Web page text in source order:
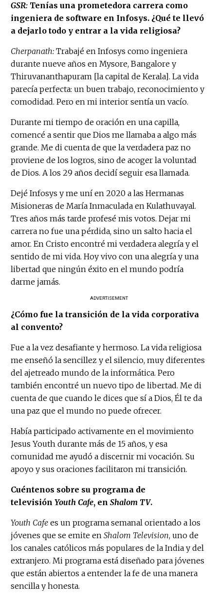
GSR: Tenías una prometedora carrera como
ingeniera de software en Infosys. ¿Qué te llevó
a dejarlo todo y entrar a la vida religiosa?
Cherpanath: Trabajé en Infosys como ingeniera
durante nueve años en Mysore, Bangalore y
Thiruvananthapuram [la capital de Kerala]. La vida
parecía perfecta: un buen trabajo, reconocimiento y
comodidad. Pero en mi interior sentía un vacío.
Durante mi tiempo de oración en una capilla,
comencé a sentir que Dios me llamaba a algo más
grande. Me di cuenta de que la verdadera paz no
proviene de los logros, sino de acoger la voluntad
de Dios. A los 29 años decidí seguir esa llamada.
Dejé Infosys y me uní en 2020 a las Hermanas
Misioneras de María Inmaculada en Kulathuvayal.
Tres años más tarde profesé mis votos. Dejar mi
carrera no fue una pérdida, sino un salto hacia el
amor. En Cristo encontré mi verdadera alegría y el
sentido de mi vida. Hoy vivo con una alegría y una
libertad que ningún éxito en el mundo podría
darme jamás.
ADVERTISEMENT
¿Cómo fue la transición de la vida corporativa
al convento?
Fue a la vez desafiante y hermoso. La vida religiosa
me enseñó la sencillez y el silencio, muy diferentes
del ajetreado mundo de la informática. Pero
también encontré un nuevo tipo de libertad. Me di
cuenta de que cuando le dices que sí a Dios, Él te da
una paz que el mundo no puede ofrecer.
Había participado activamente en el movimiento
Jesus Youth durante más de 15 años, y esa
comunidad me ayudó a discernir mi vocación. Su
apoyo y sus oraciones facilitaron mi transición.
Cuéntenos sobre su programa de
televisiónYouth Cafe, enShalom TV.
Youth Cafe es un programa semanal orientado a los
jóvenes que se emite enShalom Television, uno de
los canales católicos más populares de la India y del
extranjero. Mi programa está diseñado para jóvenes
que están abiertos a entender la fe de una manera
sencilla y honesta.